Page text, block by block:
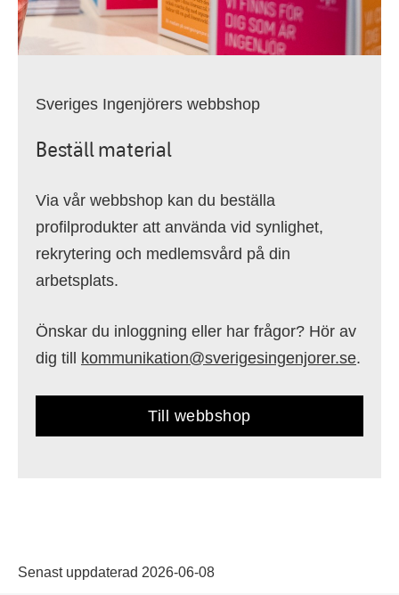
Sveriges Ingenjörers webbshop
Beställ material
Via vår webbshop kan du beställa
profilprodukter att använda vid synlighet,
rekrytering och medlemsvård på din
arbetsplats.
Önskar du inloggning eller har frågor? Hör av
dig till kommunikation@sverigesingenjorer.se.
Till webbshop
Senast uppdaterad 2026-06-08